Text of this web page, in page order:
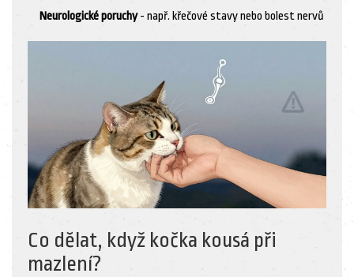
Neurologické poruchy- např. křečové stavy nebo bolest nervů
Co dělat, když kočka kousá při
mazlení?